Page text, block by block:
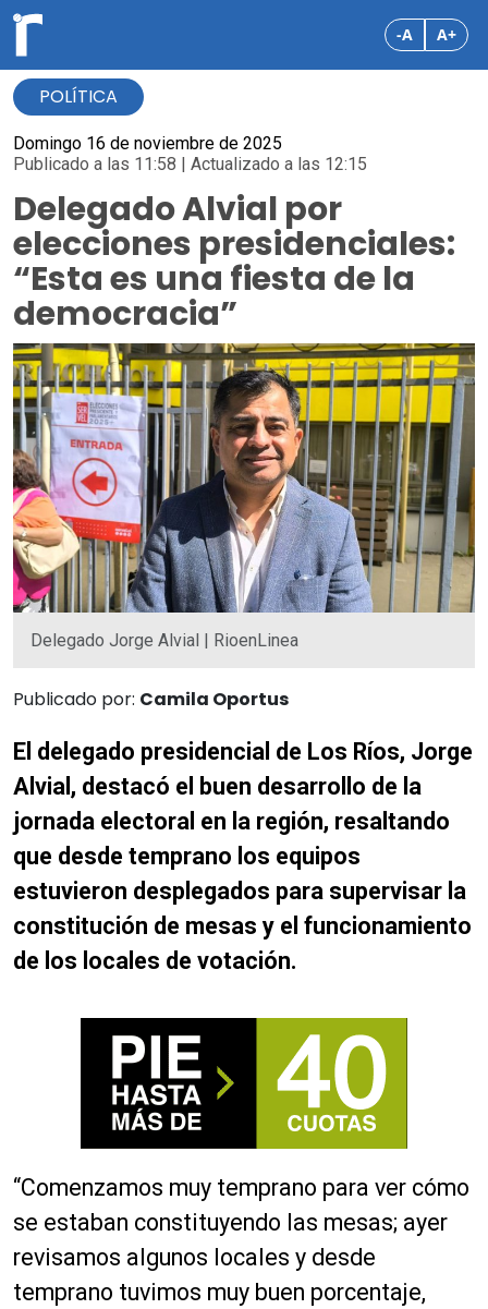
-A A+
POLÍTICA
Domingo 16 de noviembre de 2025
Publicado a las 11:58 | Actualizado a las 12:15
Delegado Alvial por
elecciones presidenciales:
“Esta es una fiesta de la
democracia”
Delegado Jorge Alvial | RioenLinea
Publicado por: Camila Oportus
El delegado presidencial de Los Ríos, Jorge
Alvial, destacó el buen desarrollo de la
jornada electoral en la región, resaltando
que desde temprano los equipos
estuvieron desplegados para supervisar la
constitución de mesas y el funcionamiento
de los locales de votación.
“Comenzamos muy temprano para ver cómo
se estaban constituyendo las mesas; ayer
revisamos algunos locales y desde
temprano tuvimos muy buen porcentaje,